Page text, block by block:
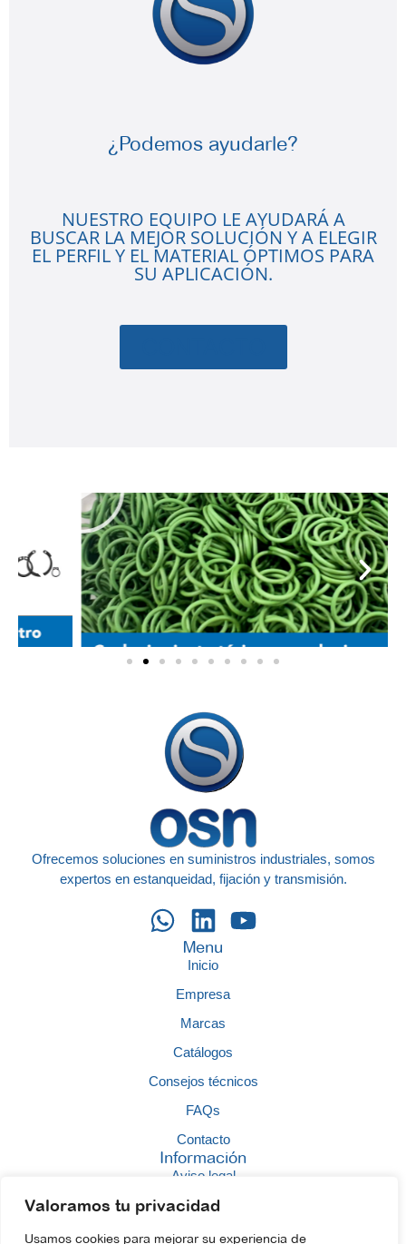
Valoramos tu privacidad
Usamos cookies para mejorar su experiencia de
¿Podemos ayudarle?
NUESTRO EQUIPO LE AYUDARÁ A
BUSCAR LA MEJOR SOLUCIÓN Y A ELEGIR
EL PERFIL Y EL MATERIAL ÓPTIMOS PARA
SU APLICACIÓN.
Ofrecemos soluciones en suministros industriales, somos
expertos en estanqueidad, fijación y transmisión.
Menu
Inicio
Empresa
Marcas
Catálogos
Consejos técnicos
FAQs
Contacto
Información
Aviso legal
Política de calidad
Política de privacidad